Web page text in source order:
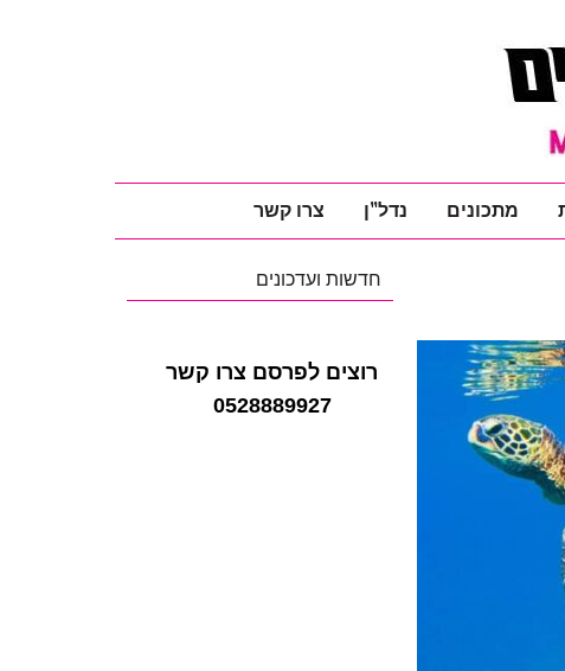
מתכונים נדל"ן צרו קשר
חדשות ועדכונים
רוצים לפרסם צרו קשר
0528889927